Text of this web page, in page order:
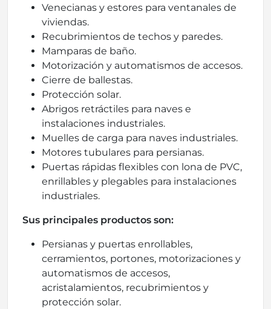
Venecianas y estores para ventanales de
viviendas.
Recubrimientos de techos y paredes.
Mamparas de baño.
Motorización y automatismos de accesos.
Cierre de ballestas.
Protección solar.
Abrigos retráctiles para naves e
instalaciones industriales.
Muelles de carga para naves industriales.
Motores tubulares para persianas.
Puertas rápidas flexibles con lona de PVC,
enrillables y plegables para instalaciones
industriales.
Sus principales productos son:
Persianas y puertas enrollables,
cerramientos, portones, motorizaciones y
automatismos de accesos,
acristalamientos, recubrimientos y
protección solar.